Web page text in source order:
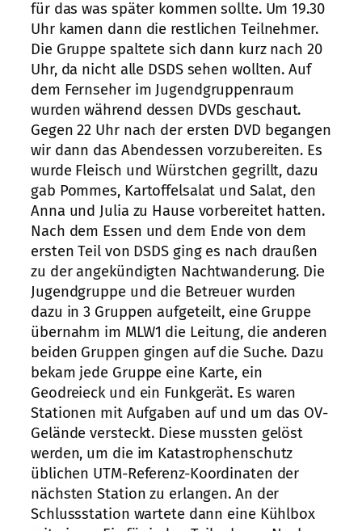
für das was später kommen sollte. Um 19.30
Uhr kamen dann die restlichen Teilnehmer.
Die Gruppe spaltete sich dann kurz nach 20
Uhr, da nicht alle DSDS sehen wollten. Auf
dem Fernseher im Jugendgruppenraum
wurden während dessen DVDs geschaut.
Gegen 22 Uhr nach der ersten DVD begangen
wir dann das Abendessen vorzubereiten. Es
wurde Fleisch und Würstchen gegrillt, dazu
gab Pommes, Kartoffelsalat und Salat, den
Anna und Julia zu Hause vorbereitet hatten.
Nach dem Essen und dem Ende von dem
ersten Teil von DSDS ging es nach draußen
zu der angekündigten Nachtwanderung. Die
Jugendgruppe und die Betreuer wurden
dazu in 3 Gruppen aufgeteilt, eine Gruppe
übernahm im MLW1 die Leitung, die anderen
beiden Gruppen gingen auf die Suche. Dazu
bekam jede Gruppe eine Karte, ein
Geodreieck und ein Funkgerät. Es waren
Stationen mit Aufgaben auf und um das OV-
Gelände versteckt. Diese mussten gelöst
werden, um die im Katastrophenschutz
üblichen UTM-Referenz-Koordinaten der
nächsten Station zu erlangen. An der
Schlussstation wartete dann eine Kühlbox